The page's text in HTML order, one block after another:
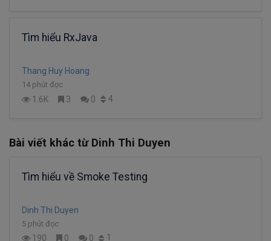
Tìm hiểu RxJava
Thang Huy Hoang
14 phút đọc
1.6K 3 0 4
Bài viết khác từ Dinh Thi Duyen
Tìm hiểu về Smoke Testing
Dinh Thi Duyen
5 phút đọc
190 0 0 1